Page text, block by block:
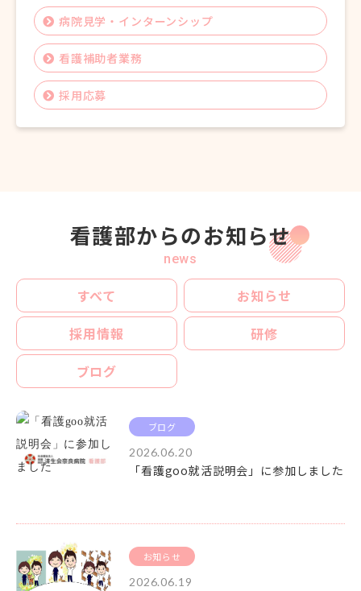
病院見学・インターンシップ
看護補助者業務
採用応募
看護部からのお知らせ
news
すべて
お知らせ
採用情報
研修
ブログ
ブログ
2026.06.20
「看護goo就活説明会」に参加しました
お知らせ
2026.06.19